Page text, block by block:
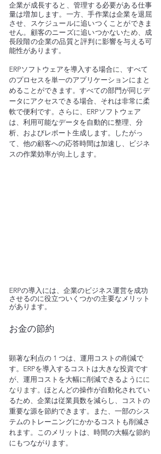
企業が成長すると、管理する必要がある仕事
量は増加します。一方、手作業は企業を退屈
させ、スケジュールに追いつくことができま
せん。顧客のニーズに追いつかないため、成
長段階の企業の品質と評判に影響を与える可
能性があります。
ERPソフトウェアを導入する場合に、すべて
のプロセスを単一のアプリケーションにまと
めることができます。すべての部門が同じデ
ータにアクセスできる場合、それは非常に柔
軟で便利です。さらに、ERPソフトウェア
は、利用可能なデータを自動的に整理、分
析、およびレポート生成します。したがっ
て、他の顧客への応答時間は加速し、ビジネ
スの作業効率が向上します。
ERPの導入には、企業のビジネス運営を成功
させるのに役立ついくつかの主要なメリット
があります。
お金の節約
顕著な利点の 1 つは、運用コストの削減で
す。ERPを導入するコストは大きな投資です
が、運用コストを大幅に削減できるようにに
なります。ほとんどの操作が自動化されてい
るため、企業は従業員数を減らし、コストの
重要な源を節約できます。また、一部のシス
テムのトレーニングにかかるコストも削減さ
れます。このメリットは、時間の大幅な節約
にもつながります。